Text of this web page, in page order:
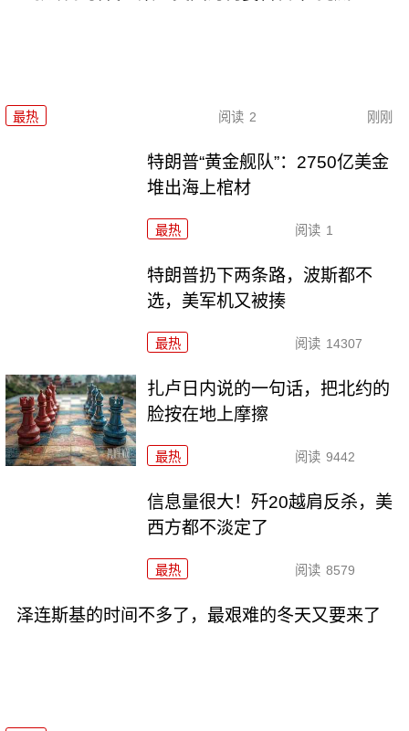
最热 阅读 2 刚刚
特朗普“黄金舰队”：2750亿美金
堆出海上棺材
最热 阅读 1
特朗普扔下两条路，波斯都不
选，美军机又被揍
最热 阅读 14307
扎卢日内说的一句话，把北约的
脸按在地上摩擦
最热 阅读 9442
信息量很大！歼20越肩反杀，美
西方都不淡定了
最热 阅读 8579
泽连斯基的时间不多了，最艰难的冬天又要来了